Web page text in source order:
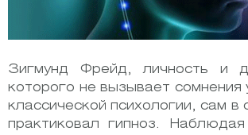
Зигмунд Фрейд, личность и
которого не вызывает сомнения
классической психологии, сам в
практиковал гипноз.